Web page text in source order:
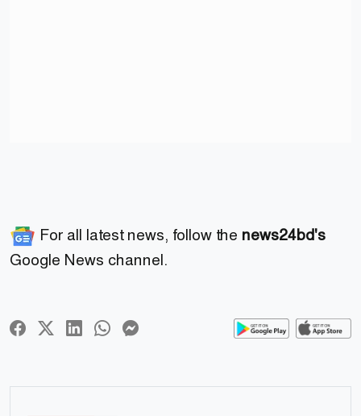
For all latest news, follow the news24bd's
Google News channel.